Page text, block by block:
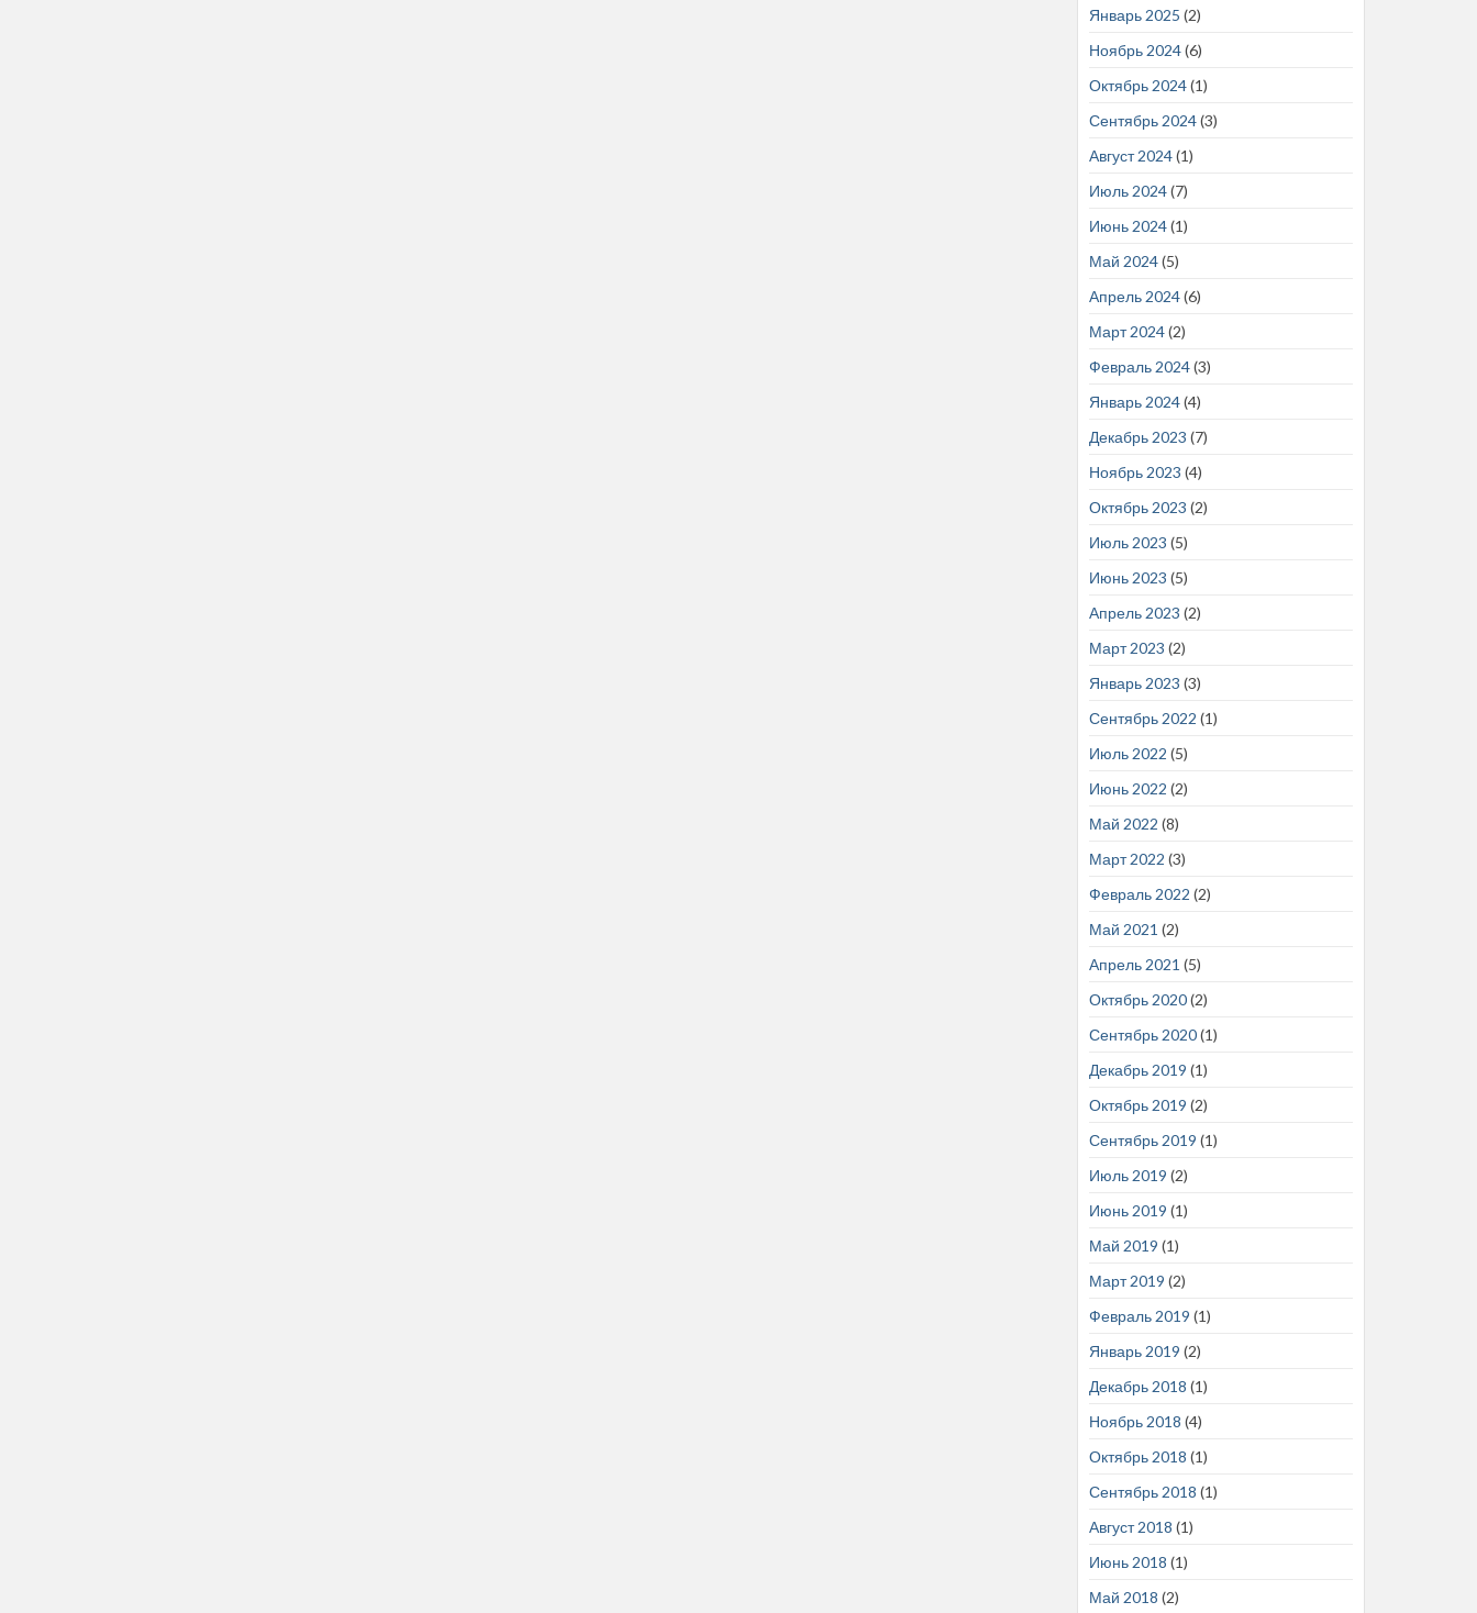
Январь 2025 (2)
Ноябрь 2024(6)
Октябрь 2024(1)
Сентябрь 2024(3)
Август 2024(1)
Июль 2024(7)
Июнь 2024(1)
Май 2024(5)
Апрель 2024(6)
Март 2024(2)
Февраль 2024(3)
Январь 2024(4)
Декабрь 2023 (7)
Ноябрь 2023 (4)
Октябрь 2023 (2)
Июль 2023 (5)
Июнь 2023 (5)
Апрель 2023 (2)
Март 2023 (2)
Январь 2023 (3)
Сентябрь 2022 (1)
Июль 2022 (5)
Июнь 2022 (2)
Май 2022 (8)
Март 2022 (3)
Февраль 2022 (2)
Май 2021 (2)
Апрель 2021 (5)
Октябрь 2020(2)
Сентябрь 2020(1)
Декабрь 2019 (1)
Октябрь 2019 (2)
Сентябрь 2019 (1)
Июль 2019 (2)
Июнь 2019 (1)
Май 2019 (1)
Март 2019 (2)
Февраль 2019 (1)
Январь 2019 (2)
Декабрь 2018 (1)
Ноябрь 2018 (4)
Октябрь 2018 (1)
Сентябрь 2018 (1)
Август 2018 (1)
Июнь 2018 (1)
Май 2018 (2)